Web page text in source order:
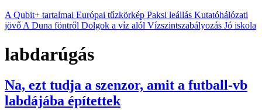
A Qubit+ tartalmai Európai tűzkörkép Paksi leállás Kutatóhálózati
jövő A Duna föntről Dolgok a víz alól Vízszintszabályozás Jó iskola
labdarúgás
Na, ezt tudja a szenzor, amit a futball-vb
labdájába építettek